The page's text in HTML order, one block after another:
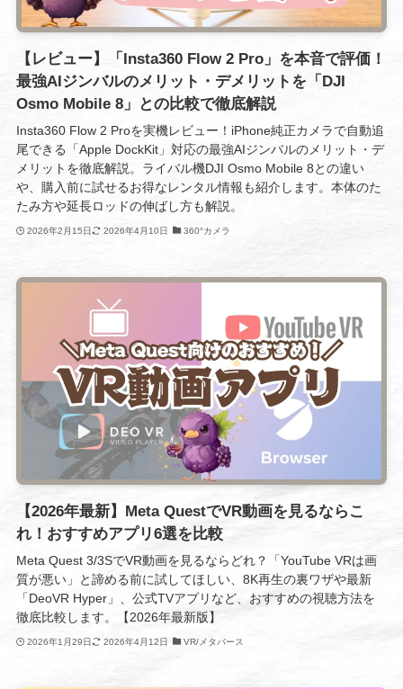
【レビュー】「Insta360 Flow 2 Pro」を本音で評価！
最強AIジンバルのメリット・デメリットを「DJI
Osmo Mobile 8」との比較で徹底解説
Insta360 Flow 2 Proを実機レビュー！iPhone純正カメラで自動追
尾できる「Apple DockKit」対応の最強AIジンバルのメリット・デ
メリットを徹底解説。ライバル機DJI Osmo Mobile 8との違い
や、購入前に試せるお得なレンタル情報も紹介します。本体のた
たみ方や延長ロッドの伸ばし方も解説。
2026年2月15日 2026年4月10日 360°カメラ
【2026年最新】Meta QuestでVR動画を見るならこ
れ！おすすめアプリ6選を比較
Meta Quest 3/3SでVR動画を見るならどれ？「YouTube VRは画
質が悪い」と諦める前に試してほしい、8K再生の裏ワザや最新
「DeoVR Hyper」、公式TVアプリなど、おすすめの視聴方法を
徹底比較します。【2026年最新版】
2026年1月29日 2026年4月12日 VR/メタバース